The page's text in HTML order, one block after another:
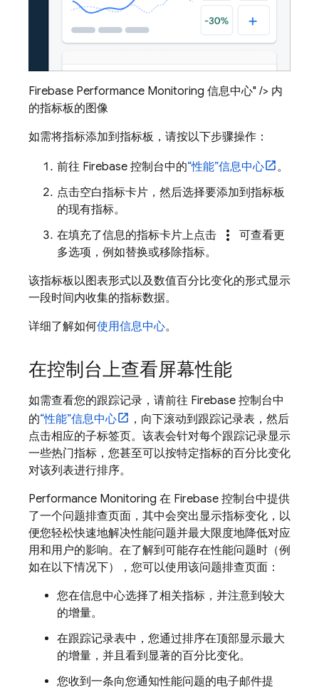
Firebase Performance Monitoring 信息中心" /> 内
的指标板的图像
如需将指标添加到指标板，请按以下步骤操作：
前往 Firebase 控制台中的“性能”信息中心
。
点击空白指标卡片，然后选择要添加到指标板
的现有指标。
在填充了信息的指标卡片上点击
more_vert
可查看更
多选项，例如替换或移除指标。
该指标板以图表形式以及数值百分比变化的形式显示
一段时间内收集的指标数据。
详细了解如何使用信息中心。
在控制台上查看屏幕性能
如需查看您的跟踪记录，请前往 Firebase 控制台中
的“性能”信息中心
，向下滚动到跟踪记录表，然后
点击相应的子标签页。该表会针对每个跟踪记录显示
一些热门指标，您甚至可以按特定指标的百分比变化
对该列表进行排序。
Performance Monitoring 在 Firebase 控制台中提供
了一个问题排查页面，其中会突出显示指标变化，以
便您轻松快速地解决性能问题并最大限度地降低对应
用和用户的影响。在了解到可能存在性能问题时（例
如在以下情况下），您可以使用该问题排查页面：
您在信息中心选择了相关指标，并注意到较大
的增量。
在跟踪记录表中，您通过排序在顶部显示最大
的增量，并且看到显著的百分比变化。
您收到一条向您通知性能问题的电子邮件提